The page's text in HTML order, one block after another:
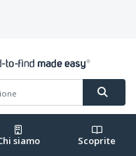
siamo Scoprite